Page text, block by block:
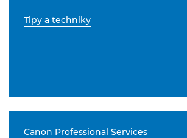
Tipy a techniky
Canon Professional Services